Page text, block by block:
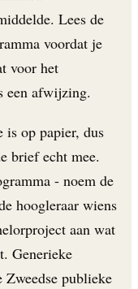
Lees de
voordat je
voor het
een afwijzing.
is op papier, dus
brief echt mee.
- noem de
hoogleraar wiens
aan wat
Generieke
Zweedse publieke